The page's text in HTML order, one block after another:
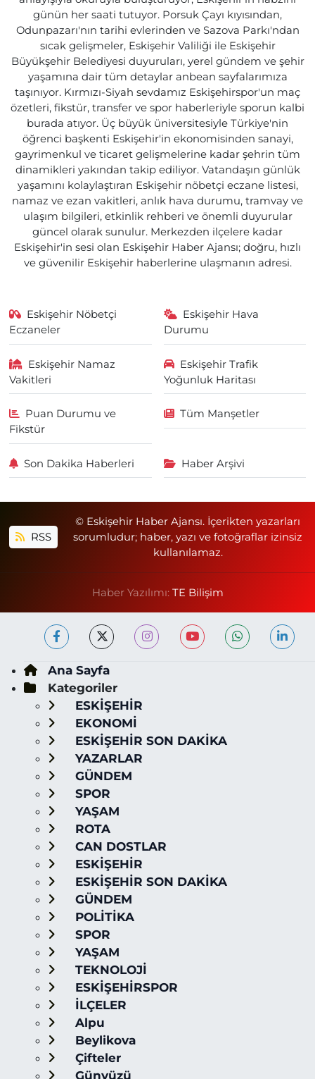
günün her saati tutuyor. Porsuk Çayı kıyısından,
Odunpazarı'nın tarihi evlerinden ve Sazova Parkı'ndan
sıcak gelişmeler, Eskişehir Valiliği ile Eskişehir
Büyükşehir Belediyesi duyuruları, yerel gündem ve şehir
yaşamına dair tüm detaylar anbean sayfalarımıza
taşınıyor. Kırmızı-Siyah sevdamız Eskişehirspor'un maç
özetleri, fikstür, transfer ve spor haberleriyle sporun kalbi
burada atıyor. Üç büyük üniversitesiyle Türkiye'nin
öğrenci başkenti Eskişehir'in ekonomisinden sanayi,
gayrimenkul ve ticaret gelişmelerine kadar şehrin tüm
dinamikleri yakından takip ediliyor. Vatandaşın günlük
yaşamını kolaylaştıran Eskişehir nöbetçi eczane listesi,
namaz ve ezan vakitleri, anlık hava durumu, tramvay ve
ulaşım bilgileri, etkinlik rehberi ve önemli duyurular
güncel olarak sunulur. Merkezden ilçelere kadar
Eskişehir'in sesi olan Eskişehir Haber Ajansı; doğru, hızlı
ve güvenilir Eskişehir haberlerine ulaşmanın adresi.
Eskişehir Nöbetçi
Eczaneler
Eskişehir Hava
Durumu
Eskişehir Namaz
Vakitleri
Eskişehir Trafik
Yoğunluk Haritası
Puan Durumu ve
Fikstür
Tüm Manşetler
Son Dakika Haberleri Haber Arşivi
RSS
© Eskişehir Haber Ajansı. İçerikten yazarları
sorumludur; haber, yazı ve fotoğraflar izinsiz
kullanılamaz.
Haber Yazılımı: TE Bilişim
Ana Sayfa
Kategoriler
ESKİŞEHİR
EKONOMİ
ESKİŞEHİR SON DAKİKA
YAZARLAR
GÜNDEM
SPOR
YAŞAM
ROTA
CAN DOSTLAR
ESKİŞEHİR
ESKİŞEHİR SON DAKİKA
GÜNDEM
POLİTİKA
SPOR
YAŞAM
TEKNOLOJİ
ESKİŞEHİRSPOR
İLÇELER
Alpu
Beylikova
Çifteler
Günyüzü